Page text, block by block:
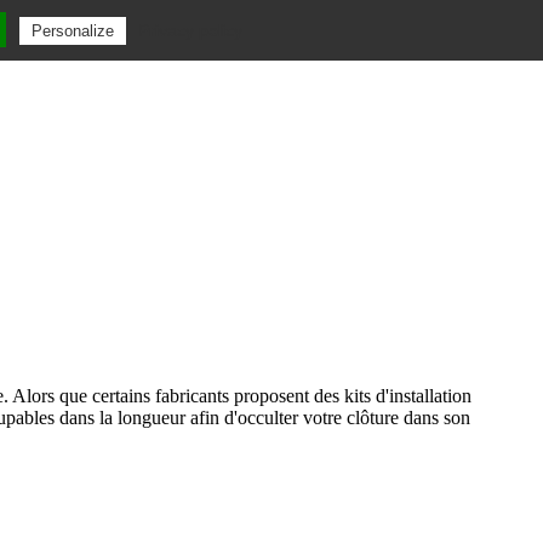
que certains fabricants proposent des kits d'installation
dans la longueur afin d'occulter votre clôture dans son
Personalize